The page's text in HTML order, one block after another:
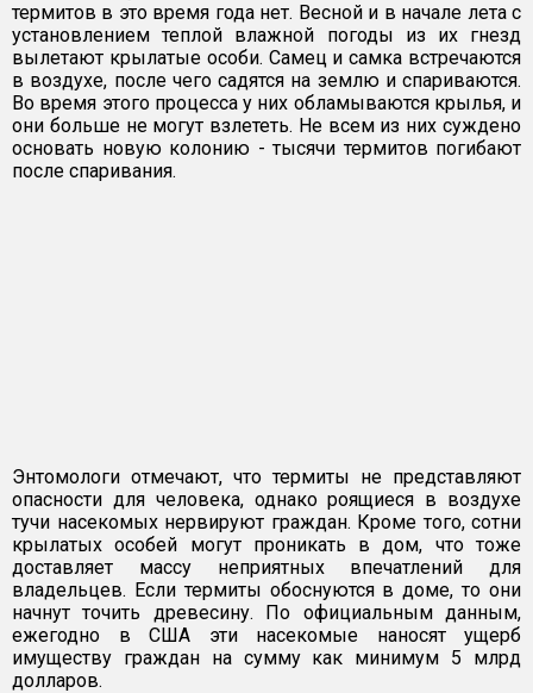
термитов в это время года нет. Весной и в начале лета с
установлением теплой влажной погоды из их гнезд
вылетают крылатые особи. Самец и самка встречаются
в воздухе, после чего садятся на землю и спариваются.
Во время этого процесса у них обламываются крылья, и
они больше не могут взлететь. Не всем из них суждено
основать новую колонию - тысячи термитов погибают
после спаривания.
Энтомологи отмечают, что термиты не представляют
опасности для человека, однако роящиеся в воздухе
тучи насекомых нервируют граждан. Кроме того, сотни
крылатых особей могут проникать в дом, что тоже
доставляет массу неприятных впечатлений для
владельцев. Если термиты обоснуются в доме, то они
начнут точить древесину. По официальным данным,
ежегодно в США эти насекомые наносят ущерб
имуществу граждан на сумму как минимум 5 млрд
долларов.